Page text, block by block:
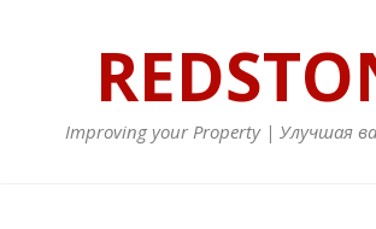
Improving your Property | Улучшая